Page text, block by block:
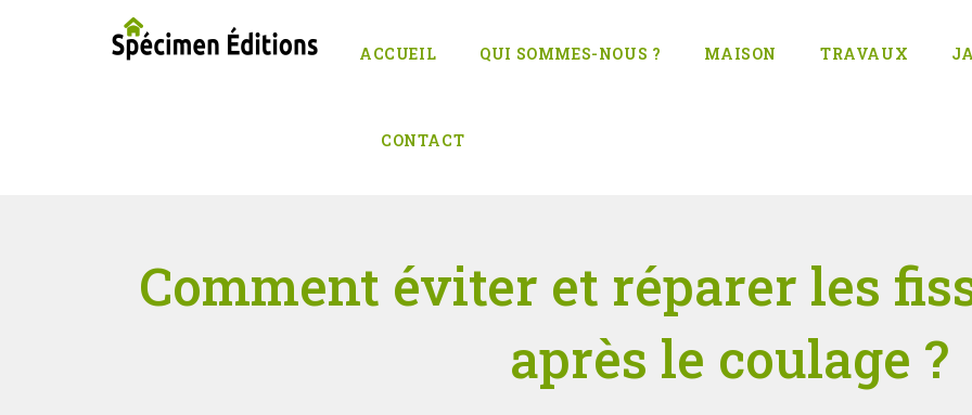
ACCUEIL QUI SOMMES-NOUS ? MAISON TRAVAUX
CONTACT
Comment éviter et réparer les
après le coulage ?